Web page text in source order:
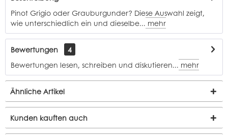
Pinot Grigio oder Grauburgunder? Diese Auswahl zeigt,
wie unterschiedlich ein und dieselbe... mehr
Bewertungen
4
Bewertungen lesen, schreiben und diskutieren... mehr
Ähnliche Artikel
Kunden kauften auch